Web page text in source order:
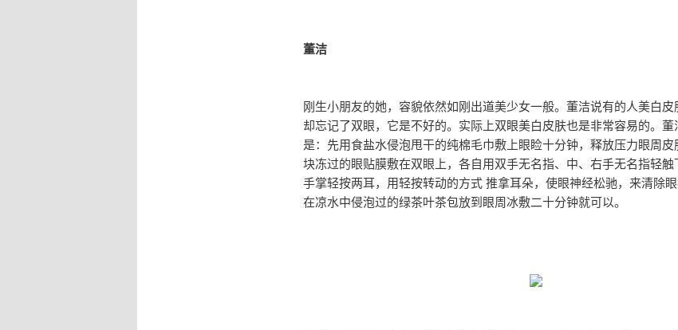
董洁
刚生小朋友的她，容貌依然如刚出道美少女一般。董洁说有的人美白皮
却忘记了双眼，它是不好的。实际上双眼美白皮肤也是非常容易的。
是：先用食盐水侵泡甩干的纯棉毛巾敷上眼睑十分钟，释放压力眼周
块冻过的眼贴膜敷在双眼上，各自用双手无名指、中、右手无名指轻
手掌轻按两耳，用轻按转动的方式 推拿耳朵，使眼神经松驰，来清除
在凉水中侵泡过的绿茶叶茶包放到眼周冰敷二十分钟就可以。